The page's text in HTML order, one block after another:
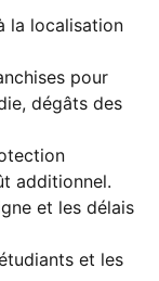
la localisation
pour
dégâts des
additionnel.
et les délais
et les